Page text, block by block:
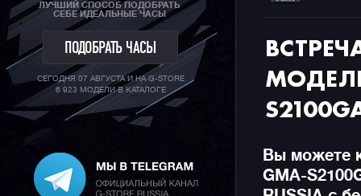
ЛУЧШИЙ СПОСОБ ПОДОБРАТЬ
СЕБЕ ИДЕАЛЬНЫЕ ЧАСЫ
ПОДОБРАТЬ ЧАСЫ
СЕГОДНЯ 07 АВГУСТА И НА G-STORE
6 923 МОДЕЛИ В КАТАЛОГЕ
Вы можете
GMA-